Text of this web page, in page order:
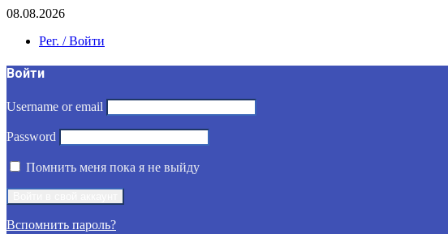
08.08.2026
Рег. / Войти
Войти
Username or email
Password
Помнить меня пока я не выйду
Вспомнить пароль?